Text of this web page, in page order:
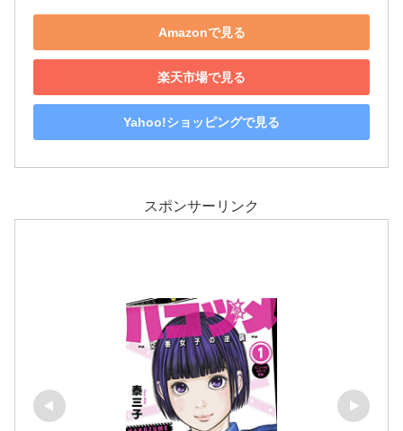
Amazonで見る
楽天市場で見る
Yahoo!ショッピングで見る
スポンサーリンク